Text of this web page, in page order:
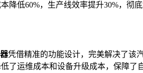
降低60%，生产线效率提升30%，彻
凭借精准的功能设计，完美解决了该
了运维成本和设备升级成本，保障了